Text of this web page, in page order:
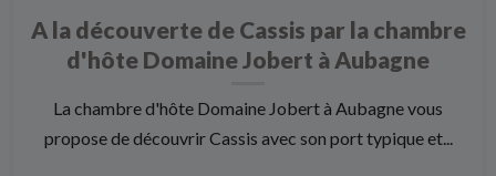
A la découverte de Cassis par la chambre
d'hôte Domaine Jobert à Aubagne
La chambre d'hôte Domaine Jobert à Aubagne vous
propose de découvrir Cassis avec son port typique et...